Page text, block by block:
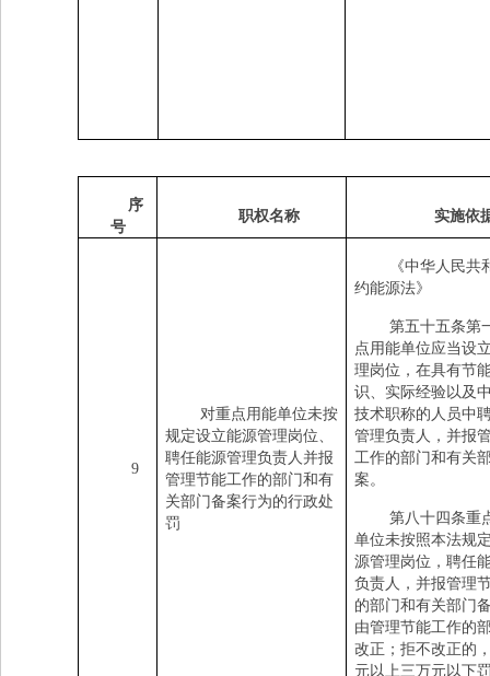
序
号
职权名称 实施依
9
对重点用能单位未按
规定设立能源管理岗位、
聘任能源管理负责人并报
管理节能工作的部门和有
关部门备案行为的行政处
罚
《中华人民共
约能源法》
第五十五条第
点用能单位应当设
理岗位，在具有节
识、实际经验以及
技术职称的人员中
管理负责人，并报
工作的部门和有关
案。
第八十四条重
单位未按照本法规
源管理岗位，聘任
负责人，并报管理
的部门和有关部门
由管理节能工作的
改正；拒不改正的
元以上三万元以下